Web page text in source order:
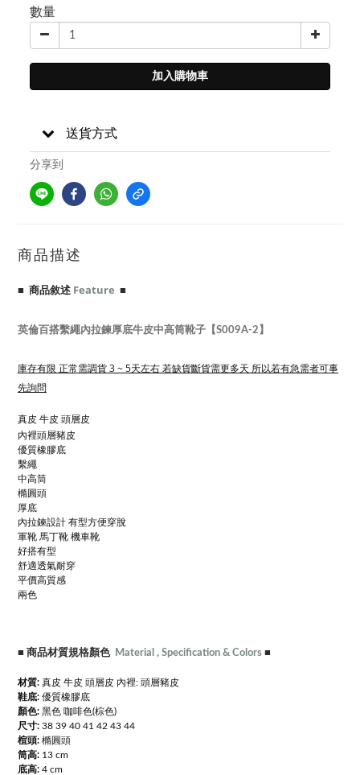
數量
加入購物車
送貨方式
分享到
商品描述
■ 商品敘述 Feature ■
英倫百搭繫繩內拉鍊厚底牛皮中高筒靴子【S009A-2】
庫存有限 正常需調貨 3 ~ 5天左右 若缺貨斷貨需更多天 所以若有急需者可事
先詢問
真皮 牛皮 頭層皮
內裡頭層豬皮
優質橡膠底
繫繩
中高筒
橢圓頭
厚底
內拉鍊設計 有型方便穿脫
軍靴 馬丁靴 機車靴
好搭有型
舒適透氣耐穿
平價高質感
兩色
■ 商品材質規格顏色 Material , Specification & Colors ■
材質: 真皮 牛皮 頭層皮 內裡: 頭層豬皮
鞋底: 優質橡膠底
顏色: 黑色 咖啡色(棕色)
尺寸: 38 39 40 41 42 43 44
楦頭: 橢圓頭
筒高: 13 cm
底高: 4 cm